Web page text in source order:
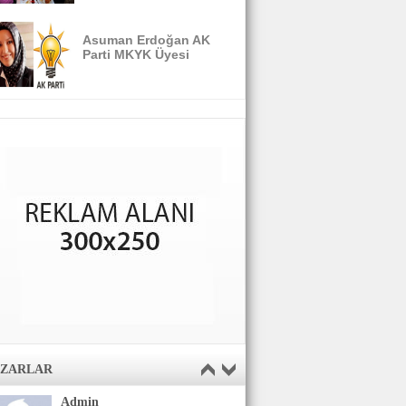
Asuman Erdoğan AK
Parti MKYK Üyesi
Admin